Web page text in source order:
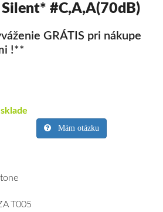
#C,A,A(70dB)
GRÁTIS pri nákupe
!**
sklade
Mám otázku
T005